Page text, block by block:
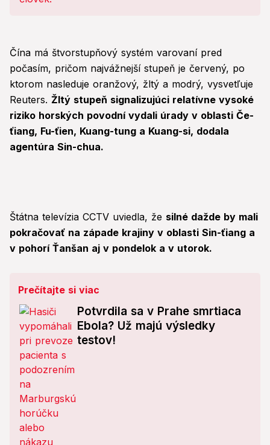
Čína má štvorstupňový systém varovaní pred
počasím, pričom najvážnejší stupeň je červený, po
ktorom nasleduje oranžový, žltý a modrý, vysvetľuje
Reuters. Žltý stupeň signalizujúci relatívne vysoké
riziko horských povodní vydali úrady v oblasti Če-
ťiang, Fu-ťien, Kuang-tung a Kuang-si, dodala
agentúra Sin-chua.
Štátna televízia CCTV uviedla, že silné dažde by mali
pokračovať na západe krajiny v oblasti Sin-ťiang a
v pohorí Ťanšan aj v pondelok a v utorok.
Prečítajte si viac
Potvrdila sa v Prahe smrtiaca
Ebola? Už majú výsledky
testov!